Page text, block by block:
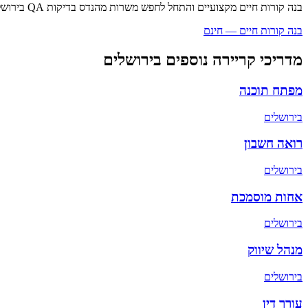
בנה קורות חיים מקצועיים והתחל לחפש משרות מהנדס בדיקות QA ב
בנה קורות חיים — חינם
מדריכי קריירה נוספים בירושלים
מפתח תוכנה
בירושלים
רואה חשבון
בירושלים
אחות מוסמכת
בירושלים
מנהל שיווק
בירושלים
עורך דין